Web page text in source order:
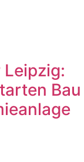
Leipzig:
Bau